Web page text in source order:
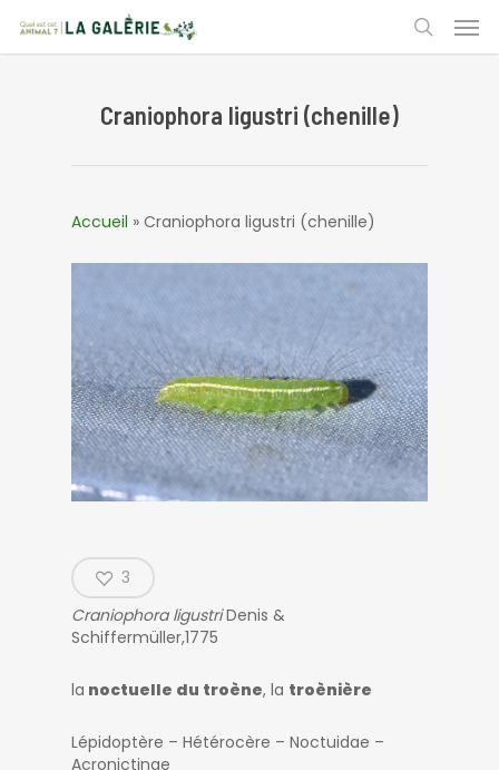
main
search
Craniophora ligustri (chenille)
Accueil » Craniophora ligustri (chenille)
3
Craniophora ligustriDenis &
Schiffermüller,1775
la noctuelle du troène, la troènière
Lépidoptère – Hétérocère – Noctuidae –
Acronictinae